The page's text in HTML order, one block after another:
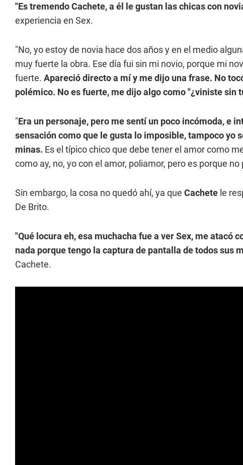
"Es tremendo Cachete, a él le gustan las chicas con
experiencia en Sex.
"No, yo estoy de novia hace dos años y en el medio
muy fuerte la obra. Ese día fui sin mi novio, porque mi
fuerte. Apareció directo a mí y me dijo una frase. No
polémico. No es fuerte, me dijo algo como "¿viniste sin
"Era un personaje, pero me sentí un poco incómoda, e
sensación como que le gusta lo imposible, tampoco yo
minas. Es el típico chico que debe tener el amor como
como ay, no, yo con el amor, poliamor, pero es porque
Sin embargo, la cosa no quedó ahí, ya que Cachete le
De Brito.
"Qué locura eh, esa muchacha fue a ver Sex, me atacó
nada porque tengo la captura de pantalla de todos sus
Cachete.